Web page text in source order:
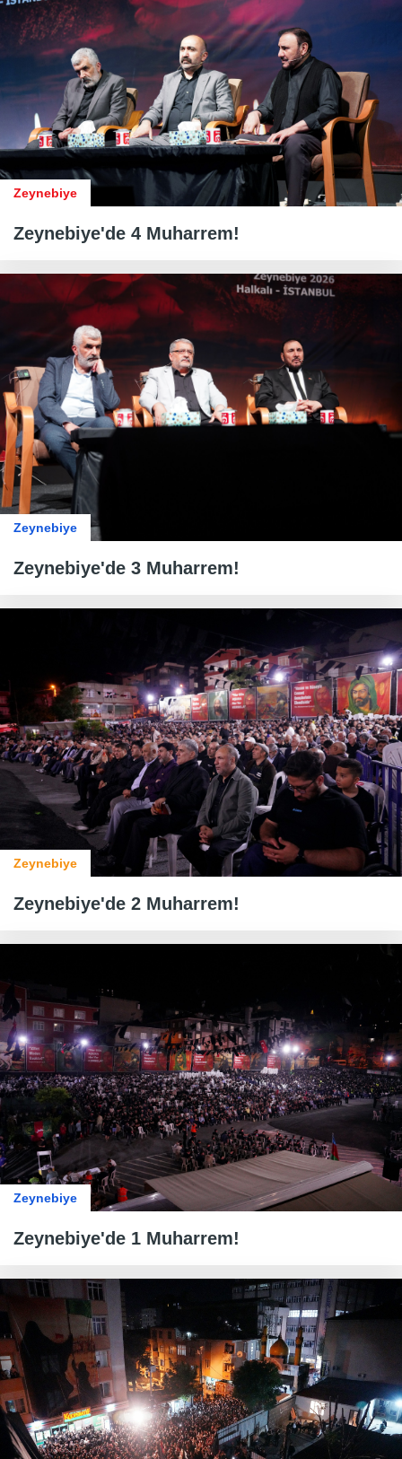
Zeynebiye
Zeynebiye'de 4 Muharrem!
Zeynebiye
Zeynebiye'de 3 Muharrem!
Zeynebiye
Zeynebiye'de 2 Muharrem!
Zeynebiye
Zeynebiye'de 1 Muharrem!